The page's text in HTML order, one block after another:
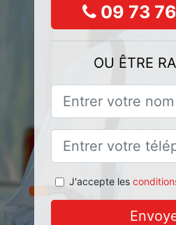
09 73
OU ÊTRE
J'accepte les